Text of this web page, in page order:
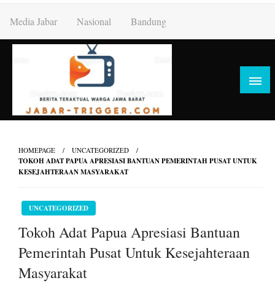
content
Media Jabar Nasional Bandung
HOMEPAGE UNCATEGORIZED
TOKOH ADAT PAPUA APRESIASI BANTUAN PEMERINTAH PUSAT UNTUK
KESEJAHTERAAN MASYARAKAT
UNCATEGORIZED
Tokoh Adat Papua Apresiasi Bantuan
Pemerintah Pusat Untuk Kesejahteraan
Masyarakat